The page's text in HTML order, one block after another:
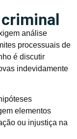
análise
processuais de
é discutir
indevidamente
elementos
ou injustiça na